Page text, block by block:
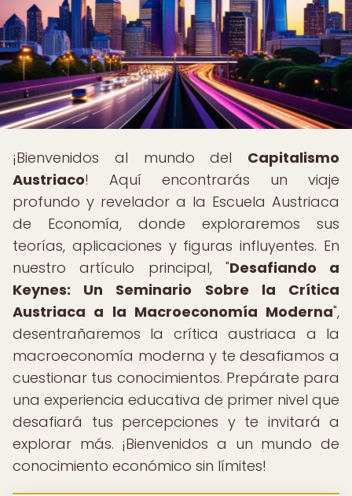
¡Bienvenidos al mundo del Capitalismo
Austriaco! Aquí encontrarás un viaje
profundo y revelador a la Escuela Austriaca
de Economía, donde exploraremos sus
teorías, aplicaciones y figuras influyentes. En
nuestro artículo principal, "Desafiando a
Keynes: Un Seminario Sobre la Crítica
Austriaca a la Macroeconomía Moderna",
desentrañaremos la crítica austriaca a la
macroeconomía moderna y te desafiamos a
cuestionar tus conocimientos. Prepárate para
una experiencia educativa de primer nivel que
desafiará tus percepciones y te invitará a
explorar más. ¡Bienvenidos a un mundo de
conocimiento económico sin límites!